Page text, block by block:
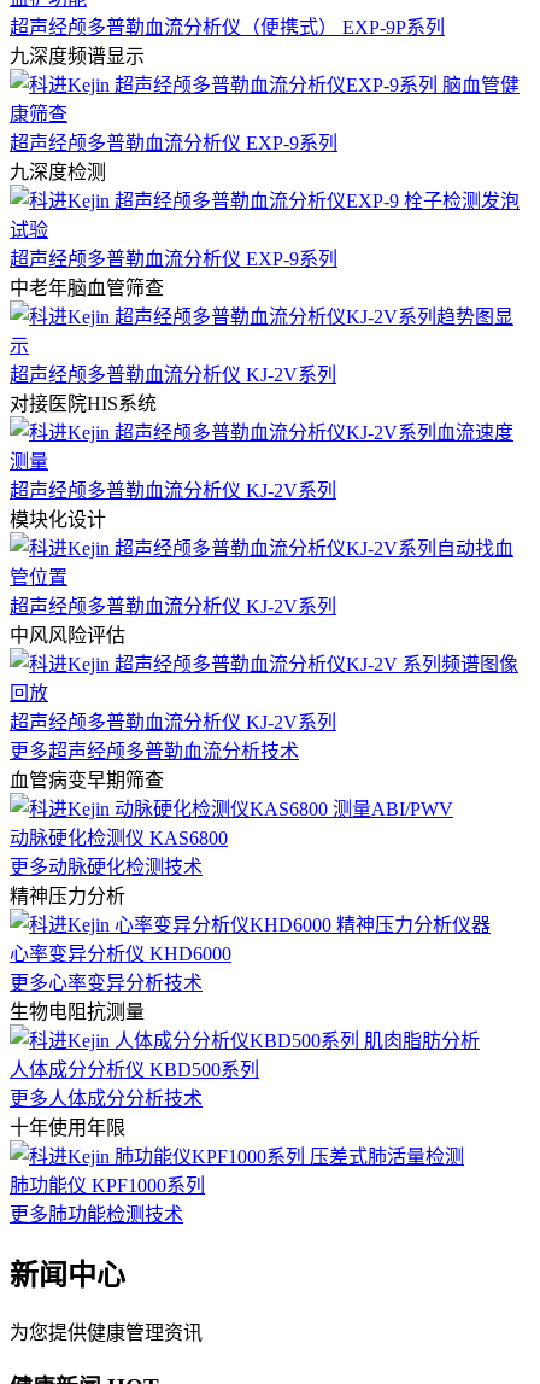
超声经颅多普勒血流分析仪（便携式） EXP-9P系列
九深度频谱显示
超声经颅多普勒血流分析仪 EXP-9系列
九深度检测
超声经颅多普勒血流分析仪 EXP-9系列
中老年脑血管筛查
超声经颅多普勒血流分析仪 KJ-2V系列
对接医院HIS系统
超声经颅多普勒血流分析仪 KJ-2V系列
模块化设计
超声经颅多普勒血流分析仪 KJ-2V系列
中风风险评估
超声经颅多普勒血流分析仪 KJ-2V系列
更多超声经颅多普勒血流分析技术
血管病变早期筛查
动脉硬化检测仪 KAS6800
更多动脉硬化检测技术
精神压力分析
心率变异分析仪 KHD6000
更多心率变异分析技术
生物电阻抗测量
人体成分分析仪 KBD500系列
更多人体成分分析技术
十年使用年限
肺功能仪 KPF1000系列
更多肺功能检测技术
新闻中心
为您提供健康管理资讯